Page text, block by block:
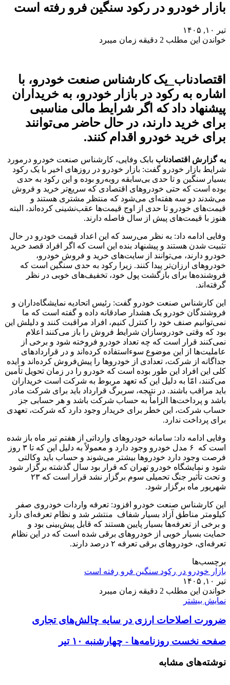
بازار خودرو در رکود سنگین فرو رفته است
تیر ۱۰, ۱۴۰۵
خواندن این مطلب 2 دقیقه زمان میبرد
اقتصادناب_یک کارشناس صنعت خودرو، با
اشاره به رکود در بازار خودرو، به خریداران
پیشنهاد داد که اگر شرایط مالی مناسبی
برای خرید دارند، در حال حاضر می‌توانند
برای خرید خودرو اقدام کنند.
به گزارش اقتصادناب بابک وفایی، کارشناس صنعت خودرو درمورد
شرایط بازار خودرو گفت: بازار خودرو در روزهای اخیر با یک رکود
بسیار سنگین و تا حدی بی‌سابقه روبه‌رو بوده و این رکود به حدی
بوده است که حتی خودروهای اقتصادی که سریع‌تر خرید و فروش
می‌شدند دو سه هفته‌ای می‌شود که منتظر مشتری هستند و
قیمت‌های خودرو تا حدی از اوج قیمت‌ها عقب‌نشینی کرده‌اند، البته
هنوز با قیمت‌های پیش از سال فاصله دارند.‌
وفایی ادامه داد: به نظر می‌رسد که این اعداد قیمت خودرو در حال
تثبیت شدن هستند و پیشنهاد بنده این است که اگر افراد قصد خرید
خودرو دارند، می‌توانند از سایت‌های خرید و فروش خودرو،
خودروهای ارزان‌تر پیدا کنند. زیرا رکود به حدی سنگین است که
فروشنده‌ها برای بازگشت پول خود، تخفیف‌های خوبی در نظر
گرفته‌اند.
این کارشناس صنعت خودرو گفت: رئیس اتحادیه نمایشگاه‌داران و
فروشندگان خودرو یک هشدار صادقانه داده و گفته است که ما
نمی‌توانیم صنف خود را کنترل کنیم، افراد مراقبت کنند‌ و دلیلش این
بود که وقتی خودروسازان شرایط فروش را باز می‌کنند اعلام
نمی‌کنند قرار است که چه تعداد خودرو فروخته شود و برخی از
عاملیت‌ها از این موضوع سوءاستفاده کرده‌اند و در قراردادهای
جداگانه‌ از شرکت، تعدادی از خودروها را پیش‌فروش کرده‌اند و ایده
کلی این افراد این طور بوده است که خودرو را در زمان تحویل تأمین
می‌کنند، امّا به دلیل این که تعهد مربوط به شرکت است خریداران
باید مراقب باشند. در نتیجه، سربرگ قرارداد باید برای شرکت مادر
باشد و پرداخت‌ها الزاماً به حساب شرکت باشد و هر حسابی جز
حساب شرکت، این خطر برای خریدار وجود دارد که شرکت، تعهدی
برای پرداخت ندارد.
وفایی ادامه داد: سامانه خودروهای وارداتی از هفتم تیر ماه باز شده
است که ۶ مدل خودرو وجود دارد و معمولاً به دلیل این که تا ۳ روز
فرصت وجود دارد خودروها بیشتر می‌شوند و حساب باید وکالتی
شود و نمایشگاه خودرو تهران که قرار بود سال گذشته برگزار شود
و تحت تأثیر جنگ تحمیلی سوم برگزار نشد قرار است که ۲۳
شهریور ماه برگزار شود.
این کارشناس صنعت خودرو افزود: تعرفه واردات خودروی صفر
کیلومتر مناطق آزاد بسیار شفاف منتشر شد و نظام تعرفه‌ای دارد
و برخی از تعرفه‌ها بسیار پایین هستند که قابل پیش‌بینی بود و
حمایت بسیار خوبی از خودروهای برقی شده است که در این نظام
تعرفه‌ای، خودروهای برقی تعرفه ۲ درصد دارند.
برچسب‌ها
بازار خودرو در رکود سنگین فرو رفته است
تیر ۱۰, ۱۴۰۵
خواندن این مطلب 2 دقیقه زمان میبرد
نمایش بیشتر
ضرورت اصلاحات ارزی در سایه چالش‌های تجاری
صفحه نخست روزنامه‌ها - چهارشنبه ۱۰ تیر
نوشته‌های مشابه